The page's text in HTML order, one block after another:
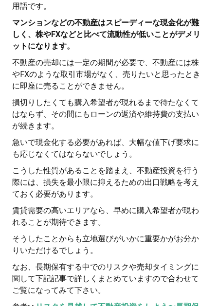
用語です。
マンションなどの不動産はスピーディーな現金化が難
しく、株やFXなどと比べて流動性が低いことがデメリ
ットになります。
不動産の売却には一定の期間が必要で、不動産には株
やFXのような取引市場がなく、売りたいと思ったとき
に即座に売ることができません。
損切りしたくても購入希望者が現れるまで待たなくて
はならず、その間にもローンの返済や維持費の支払い
が続きます。
急いで現金化する必要があれば、大幅な値下げ要求に
も応じなくてはならないでしょう。
こうした性質があることを踏まえ、不動産投資を行う
際には、損失を最小限に抑えるための出口戦略を考え
ておく必要があります。
賃貸需要の高いエリアなら、早めに購入希望者が現わ
れることが期待できます。
そうしたことからも立地選びがいかに重要かがお分か
りいただけるでしょう。
なお、長期保有する中でのリスクや売却タイミングに
関して下記記事で詳しくまとめていますので合わせて
ご覧になってみて下さい。